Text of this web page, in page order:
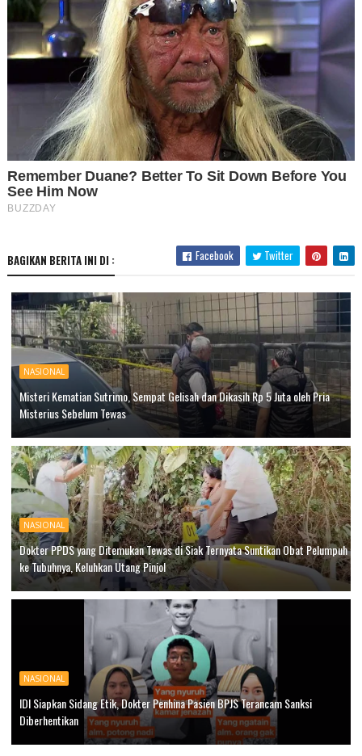
BAGIKAN BERITA INI DI : Facebook Twitter
NASIONAL
Misteri Kematian Sutrimo, Sempat Gelisah dan Dikasih Rp 5 Juta oleh Pria
Misterius Sebelum Tewas
NASIONAL
Dokter PPDS yang Ditemukan Tewas di Siak Ternyata Suntikan Obat Pelumpuh
ke Tubuhnya, Keluhkan Utang Pinjol
NASIONAL
IDI Siapkan Sidang Etik, Dokter Penhina Pasien BPJS Terancam Sanksi
Diberhentikan